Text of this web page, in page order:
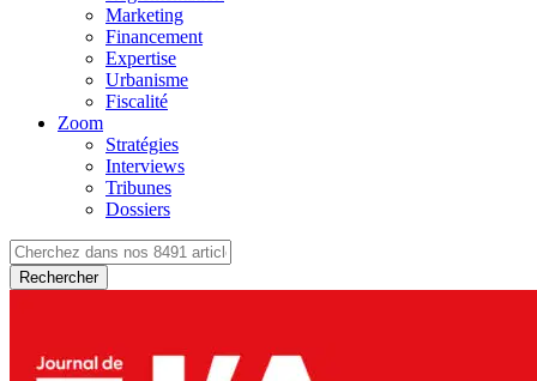
Marketing
Financement
Expertise
Urbanisme
Fiscalité
Zoom
Stratégies
Interviews
Tribunes
Dossiers
Rechercher